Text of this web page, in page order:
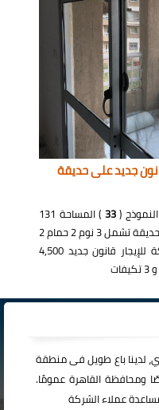
جديد على حديقة
(
33
) المساحة 131
قبلي و شرقي تطل على شارع و حديقة تشمل 3 نوم 2 حمام 2
بلكونة بالطابق الثاني تشطيب الشركة للإيجار قانون جديد 4,500
لدينا باع طويل فى منطقة
ومحافظة القاهرة عمومًا.
عملاء الشركة